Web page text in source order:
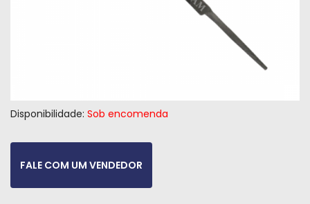
Hidráulicos
Pneumáticos
e
Disponibilidade: Sob encomenda
FALE COM UM VENDEDOR